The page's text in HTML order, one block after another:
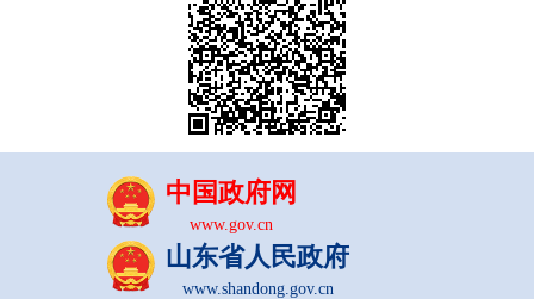
中国政府网
www.gov.cn
山东省人民政府
www.shandong.gov.cn